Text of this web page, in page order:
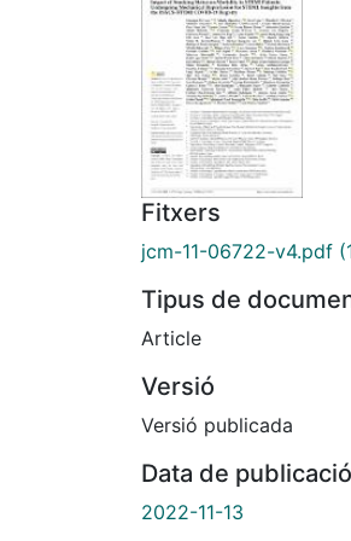
Fitxers
jcm-11-06722-v4.pdf
Tipus de
Article
Versió
Versió publicada
Data de publicació
2022-11-13